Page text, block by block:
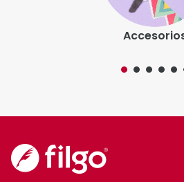
caracteriza la innovación y
@filgo